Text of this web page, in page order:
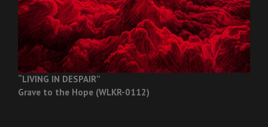
“LIVING IN DESPAIR”
Grave to the Hope (WLKR-0112)